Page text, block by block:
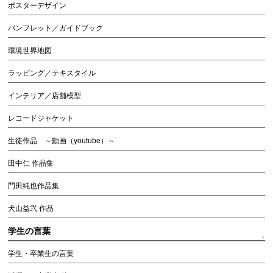
ポスターデザイン
パンフレット／ガイドブック
環境世界地図
ラッピング／テキスタイル
インテリア／店舗模型
レコードジャケット
生徒作品 ～動画（youtube）～
田中仁 作品集
門田純也作品集
犬山益弐 作品
学生の言葉
学生・卒業生の言葉